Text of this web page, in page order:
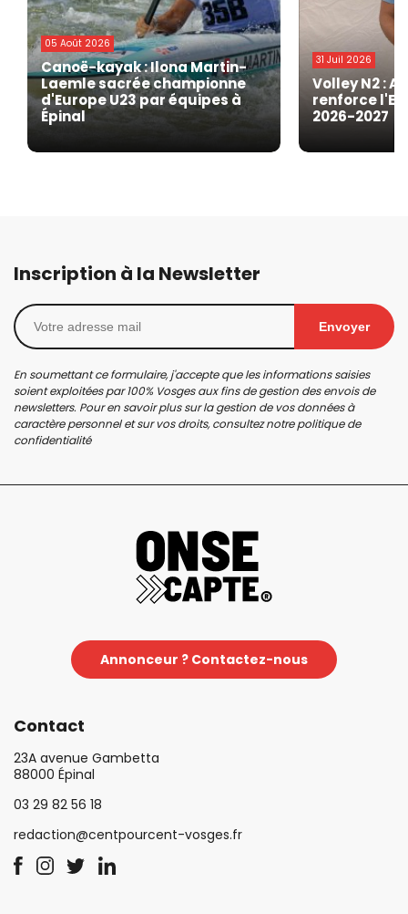
05 Août 2026
Canoë-kayak : Ilona Martin-
Laemle sacrée championne
d'Europe U23 par équipes à
Épinal
31 Juil 2026
Volley N2 :
renforce
2026-2027
Inscription à la Newsletter
Envoyer
En soumettant ce formulaire, j'accepte que les informations saisies
soient exploitées par 100% Vosges aux fins de gestion des envois de
newsletters. Pour en savoir plus sur la gestion de vos données à
caractère personnel et sur vos droits, consultez notrepolitique de
confidentialité
Annonceur ? Contactez-nous
Contact
23A avenue Gambetta
88000 Épinal
03 29 82 56 18
redaction@centpourcent-vosges.fr